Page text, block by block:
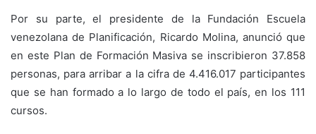
Por su parte, el presidente de la Fundación Escuela
venezolana de Planificación, Ricardo Molina, anunció que
en este Plan de Formación Masiva se inscribieron 37.858
personas, para arribar a la cifra de 4.416.017 participantes
que se han formado a lo largo de todo el país, en los 111
cursos.